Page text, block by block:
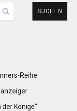
Reihe
Könige“